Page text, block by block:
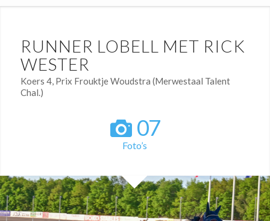
RUNNER LOBELL MET RICK
WESTER
Koers 4, Prix Frouktje Woudstra (Merwestaal Talent
Chal.)
07
Foto’s